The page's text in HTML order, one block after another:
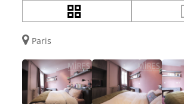
Paris